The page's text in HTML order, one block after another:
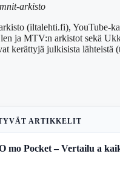
arkisto
(iltalehti.fi), YouTube-
ja MTV:n arkistot sekä
kerättyjä julkisista lähteistä
ARTIKKELIT
mo Pocket – Vertailu a